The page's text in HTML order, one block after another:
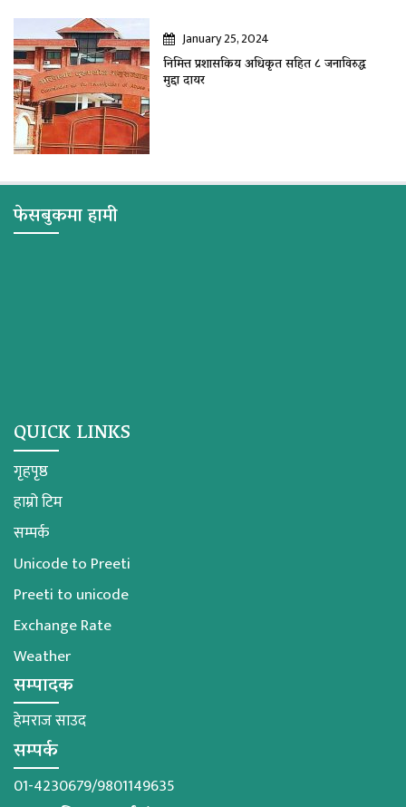
January 25, 2024
निमित्त प्रशासकिय अधिकृत सहित ८ जनाविरुद्ध
मुद्दा दायर
फेसबुकमा हामी
QUICK LINKS
गृहपृष्ठ
हाम्रो टिम
सम्पर्क
Unicode to Preeti
Preeti to unicode
Exchange Rate
Weather
सम्पादक
हेमराज साउद
सम्पर्क
01-4230679/9801149635